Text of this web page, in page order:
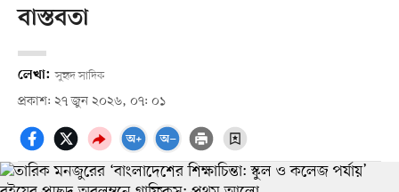
বাস্তবতা
লেখা: সুহৃদ সাদিক
প্রকাশ: ২৭ জুন ২০২৬, ০৭: ০১